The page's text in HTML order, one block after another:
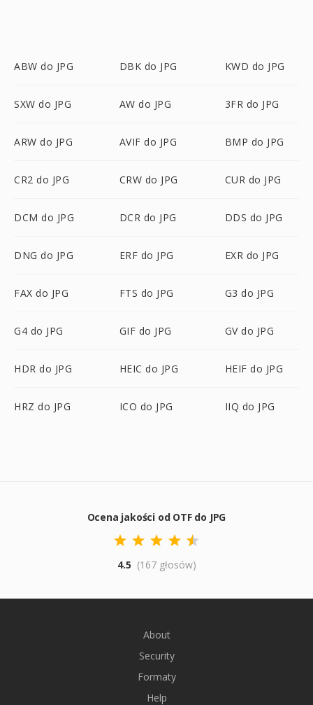
ABW do JPG DBK do JPG KWD do JPG
SXW do JPG AW do JPG 3FR do JPG
ARW do JPG AVIF do JPG BMP do JPG
CR2 do JPG CRW do JPG CUR do JPG
DCM do JPG DCR do JPG DDS do JPG
DNG do JPG ERF do JPG EXR do JPG
FAX do JPG FTS do JPG G3 do JPG
G4 do JPG GIF do JPG GV do JPG
HDR do JPG HEIC do JPG HEIF do JPG
HRZ do JPG ICO do JPG IIQ do JPG
Ocena jakości od OTF do JPG
4.5 (167 głosów)
About
Security
Formaty
Help